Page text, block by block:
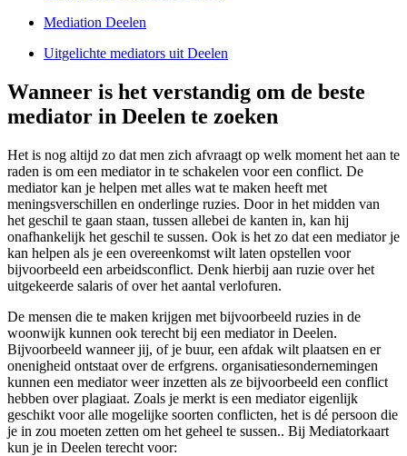
Mediation Deelen
Uitgelichte mediators uit Deelen
Wanneer is het verstandig om de beste
mediator in Deelen te zoeken
Het is nog altijd zo dat men zich afvraagt op welk moment het aan te
raden is om een mediator in te schakelen voor een conflict. De
mediator kan je helpen met alles wat te maken heeft met
meningsverschillen en onderlinge ruzies. Door in het midden van
het geschil te gaan staan, tussen allebei de kanten in, kan hij
onafhankelijk het geschil te sussen. Ook is het zo dat een mediator je
kan helpen als je een overeenkomst wilt laten opstellen voor
bijvoorbeeld een arbeidsconflict. Denk hierbij aan ruzie over het
uitgekeerde salaris of over het aantal verlofuren.
De mensen die te maken krijgen met bijvoorbeeld ruzies in de
woonwijk kunnen ook terecht bij een mediator in Deelen.
Bijvoorbeeld wanneer jij, of je buur, een afdak wilt plaatsen en er
onenigheid ontstaat over de erfgrens. organisatiesondernemingen
kunnen een mediator weer inzetten als ze bijvoorbeeld een conflict
hebben over plagiaat. Zoals je merkt is een mediator eigenlijk
geschikt voor alle mogelijke soorten conflicten, het is dé persoon die
je in zou moeten zetten om het geheel te sussen.. Bij Mediatorkaart
kun je in Deelen terecht voor: